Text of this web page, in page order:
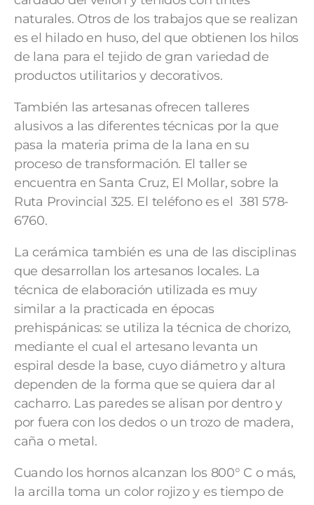
naturales. Otros de los trabajos que se realizan
es el hilado en huso, del que obtienen los hilos
de lana para el tejido de gran variedad de
productos utilitarios y decorativos.
También las artesanas ofrecen talleres
alusivos a las diferentes técnicas por la que
pasa la materia prima de la lana en su
proceso de transformación. El taller se
encuentra en Santa Cruz, El Mollar, sobre la
Ruta Provincial 325. El teléfono es el 381 578-
6760.
La cerámica también es una de las disciplinas
que desarrollan los artesanos locales. La
técnica de elaboración utilizada es muy
similar a la practicada en épocas
prehispánicas: se utiliza la técnica de chorizo,
mediante el cual el artesano levanta un
espiral desde la base, cuyo diámetro y altura
dependen de la forma que se quiera dar al
cacharro. Las paredes se alisan por dentro y
por fuera con los dedos o un trozo de madera,
caña o metal.
Cuando los hornos alcanzan los 800° C o más,
la arcilla toma un color rojizo y es tiempo de